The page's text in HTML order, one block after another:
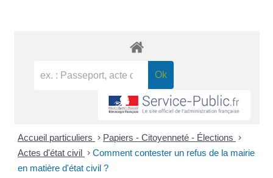
Accueil particuliers > Papiers - Citoyenneté - Élections >
Actes d'état civil > Comment contester un refus de la mairie
en matière d'état civil ?